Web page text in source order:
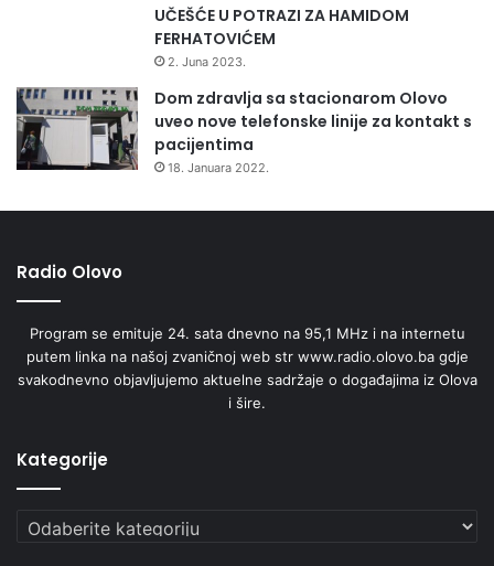
UČEŠĆE U POTRAZI ZA HAMIDOM
FERHATOVIĆEM
2. Juna 2023.
Dom zdravlja sa stacionarom Olovo
uveo nove telefonske linije za kontakt s
pacijentima
18. Januara 2022.
Radio Olovo
Program se emituje 24. sata dnevno na 95,1 MHz i na internetu
putem linka na našoj zvaničnoj web str www.radio.olovo.ba gdje
svakodnevno objavljujemo aktuelne sadržaje o događajima iz Olova
i šire.
Kategorije
Kategorije